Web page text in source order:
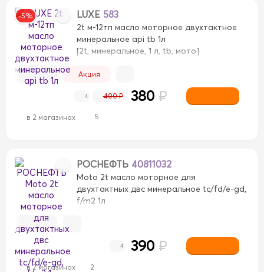
MITASU MITASU
TEBOIL TEBOIL TEXACOTEXACO TOTACHI
40
5W-50 10W-3010W-30
15W-5015W-50 20W-5020W-50 SAE 50SAE 50
-5% LUXE 583
2t м-12тп масло моторное двухтактное
минеральное api tb 1л
[2t, минеральное, 1 л, tb, мото]
Акция
в 2 магазинах 5
4 400 ₽ 380 ₽
РОСНЕФТЬ 40811032
Moto 2t масло моторное для
двухтактных двс минеральное tc/fd/e-gd,
f/m2 1л
в 2 магазинах 2
4 390 ₽